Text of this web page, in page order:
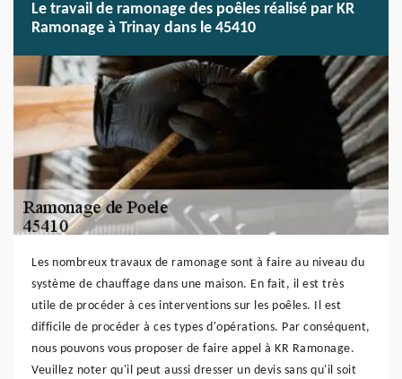
Le travail de ramonage des poêles réalisé par KR
Ramonage à Trinay dans le 45410
Les nombreux travaux de ramonage sont à faire au niveau du
système de chauffage dans une maison. En fait, il est très
utile de procéder à ces interventions sur les poêles. Il est
difficile de procéder à ces types d'opérations. Par conséquent,
nous pouvons vous proposer de faire appel à KR Ramonage.
Veuillez noter qu'il peut aussi dresser un devis sans qu'il soit